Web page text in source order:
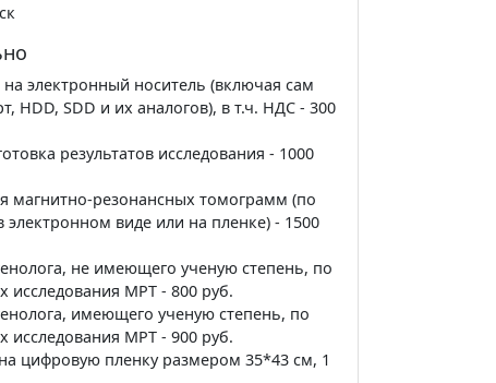
электронный носитель (включая сам
HDD, SDD и их аналогов), в т.ч. НДС - 300
результатов исследования - 1000
магнитно-резонансных томограмм (по
виде или на пленке) - 1500
не имеющего ученую степень, по
исследования МРТ - 800 руб.
имеющего ученую степень, по
исследования МРТ - 900 руб.
цифровую пленку размером 35*43 см, 1